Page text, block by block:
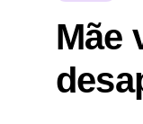
Mãe